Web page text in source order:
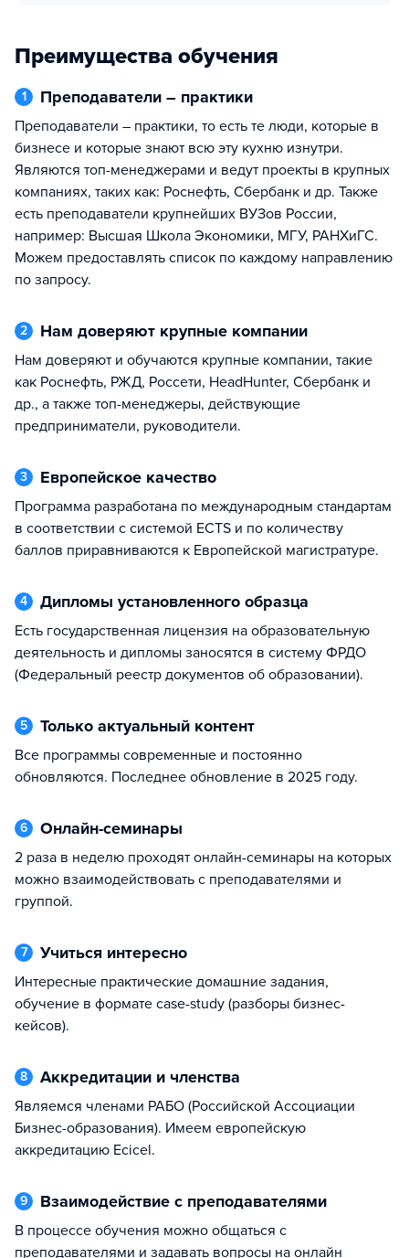
Преимущества обучения
1 Преподаватели – практики
Преподаватели – практики, то есть те люди, которые в
бизнесе и которые знают всю эту кухню изнутри.
Являются топ-менеджерами и ведут проекты в крупных
компаниях, таких как: Роснефть, Сбербанк и др. Также
есть преподаватели крупнейших ВУЗов России,
например: Высшая Школа Экономики, МГУ, РАНХиГС.
Можем предоставлять список по каждому направлению
по запросу.
2 Нам доверяют крупные компании
Нам доверяют и обучаются крупные компании, такие
как Роснефть, РЖД, Россети, HeadHunter, Сбербанк и
др., а также топ-менеджеры, действующие
предприниматели, руководители.
3 Европейское качество
Программа разработана по международным стандартам
в соответствии с системой ECTS и по количеству
баллов приравниваются к Европейской магистратуре.
4 Дипломы установленного образца
Есть государственная лицензия на образовательную
деятельность и дипломы заносятся в систему ФРДО
(Федеральный реестр документов об образовании).
5 Только актуальный контент
Все программы современные и постоянно
обновляются. Последнее обновление в 2025 году.
6 Онлайн-семинары
2 раза в неделю проходят онлайн-семинары на которых
можно взаимодействовать с преподавателями и
группой.
7 Учиться интересно
Интересные практические домашние задания,
обучение в формате case-study (разборы бизнес-
кейсов).
8 Аккредитации и членства
Являемся членами РАБО (Российской Ассоциации
Бизнес-образования). Имеем европейскую
аккредитацию Ecicel.
9 Взаимодействие с преподавателями
В процессе обучения можно общаться с
преподавателями и задавать вопросы на онлайн